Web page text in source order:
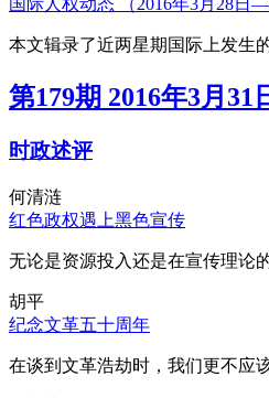
国际人权动态 （2016年3月28日
本文辑录了近两星期国际上发生
第179期 2016年3月31
时政述评
何清涟
红色政权遇上黑色宣传
无论是资源投入还是在宣传理论
胡平
纪念文革五十周年
在谈到文革浩劫时，我们更不应